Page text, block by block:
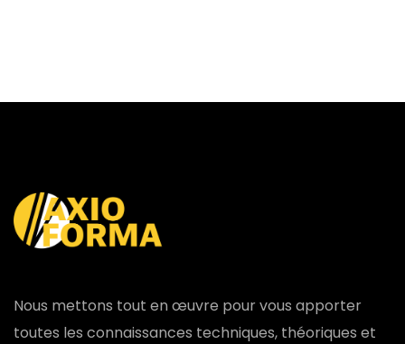
Nous mettons tout en œuvre pour vous apporter
toutes les connaissances techniques, théoriques et